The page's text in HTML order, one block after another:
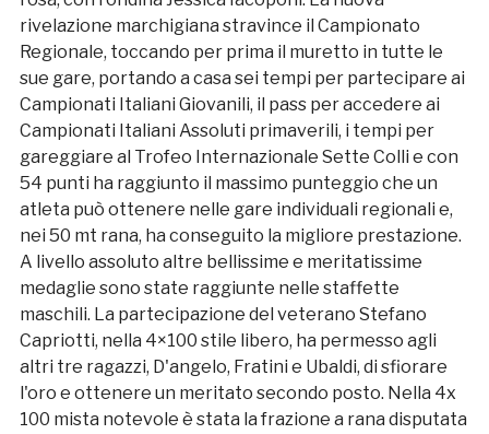
rivelazione marchigiana stravince il Campionato
Regionale, toccando per prima il muretto in tutte le
sue gare, portando a casa sei tempi per partecipare ai
Campionati Italiani Giovanili, il pass per accedere ai
Campionati Italiani Assoluti primaverili, i tempi per
gareggiare al Trofeo Internazionale Sette Colli e con
54 punti ha raggiunto il massimo punteggio che un
atleta può ottenere nelle gare individuali regionali e,
nei 50 mt rana, ha conseguito la migliore prestazione.
A livello assoluto altre bellissime e meritatissime
medaglie sono state raggiunte nelle staffette
maschili. La partecipazione del veterano Stefano
Capriotti, nella 4×100 stile libero, ha permesso agli
altri tre ragazzi, D'angelo, Fratini e Ubaldi, di sfiorare
l'oro e ottenere un meritato secondo posto. Nella 4x
100 mista notevole è stata la frazione a rana disputata